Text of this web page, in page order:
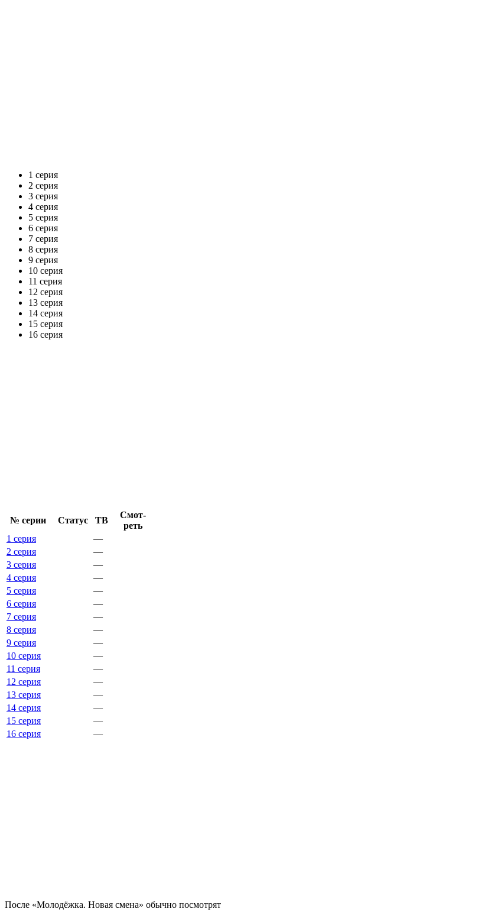
1 серия
2 серия
3 серия
4 серия
5 серия
6 серия
7 серия
8 серия
9 серия
10 серия
11 серия
12 серия
13 серия
14 серия
15 серия
16 серия
№ се­рии Ста­тус ТВ
Смот­
реть
1 серия
—
2 серия
—
3 серия
—
4 серия
—
5 серия
—
6 серия
—
7 серия
—
8 серия
—
9 серия
—
10 серия
—
11 серия
—
12 серия
—
13 серия
—
14 серия
—
15 серия
—
16 серия
—
По­сле «Молодёжка. Новая смена» обыч­но по­смот­рят